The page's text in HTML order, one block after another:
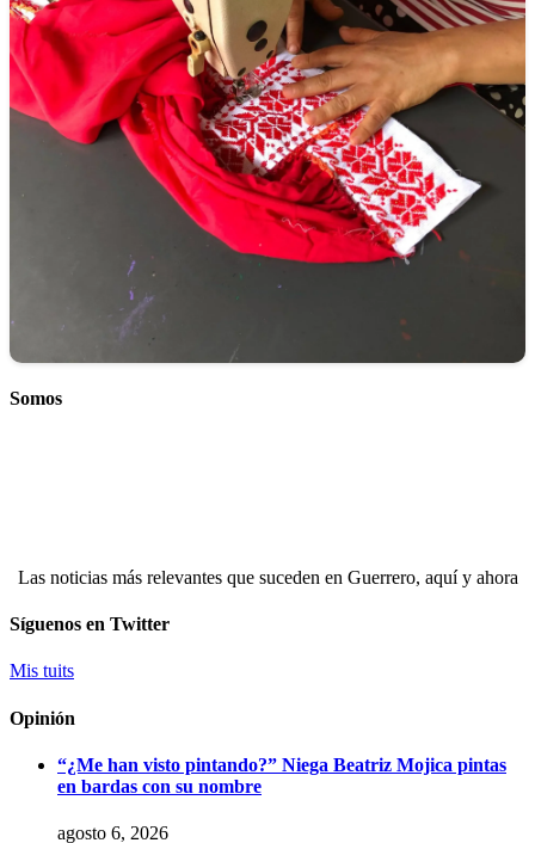
Somos
Las noticias más relevantes que suceden en Guerrero, aquí y ahora
Síguenos en Twitter
Mis tuits
Opinión
“¿Me han visto pintando?” Niega Beatriz Mojica pintas
en bardas con su nombre
agosto 6, 2026